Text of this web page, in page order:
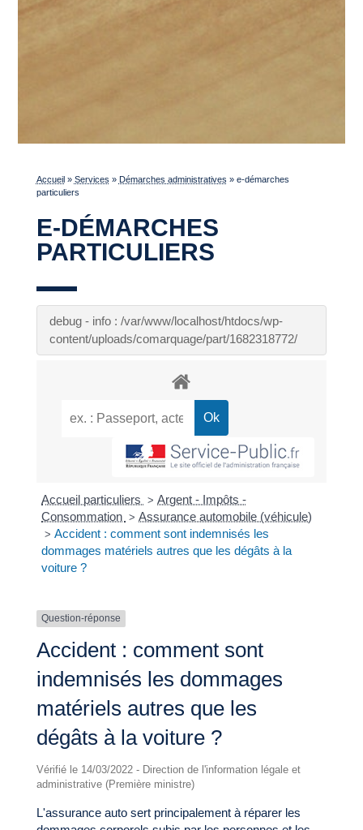
Accueil» Services » Démarches administratives » e-démarches
particuliers
E-DÉMARCHES
PARTICULIERS
debug - info : /var/www/localhost/htdocs/wp-
content/uploads/comarquage/part/1682318772/
Accueil particuliers > Argent - Impôts -
Consommation > Assurance automobile (véhicule)
> Accident : comment sont indemnisés les
dommages matériels autres que les dégâts à la
voiture ?
Question-réponse
Accident : comment sont
indemnisés les dommages
matériels autres que les
dégâts à la voiture ?
Vérifié le 14/03/2022 - Direction de l'information légale et
administrative (Première ministre)
L'assurance auto sert principalement à réparer les